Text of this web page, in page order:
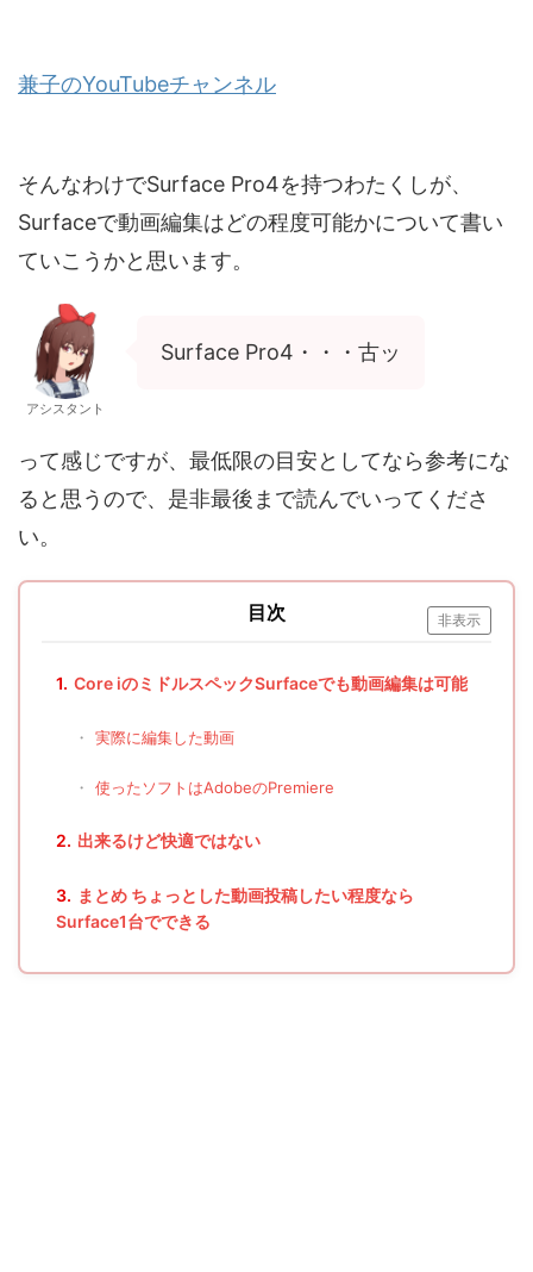
兼子のYouTubeチャンネル
そんなわけでSurface Pro4を持つわたくしが、
Surfaceで動画編集はどの程度可能かについて書い
ていこうかと思います。
アシスタント
Surface Pro4・・・古ッ
って感じですが、最低限の目安としてなら参考にな
ると思うので、是非最後まで読んでいってくださ
い。
目次 非表示
1. Core iのミドルスペックSurfaceでも動画編集は可能
・ 実際に編集した動画
・ 使ったソフトはAdobeのPremiere
2. 出来るけど快適ではない
3. まとめ ちょっとした動画投稿したい程度なら
Surface1台でできる